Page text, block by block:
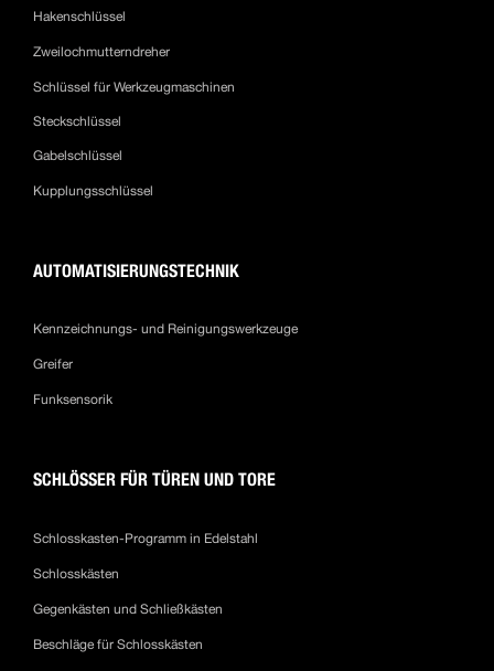
Hakenschlüssel
Zweilochmutterndreher
Schlüssel für Werkzeugmaschinen
Steckschlüssel
Gabelschlüssel
Kupplungsschlüssel
AUTOMATISIERUNGSTECHNIK
Kennzeichnungs- und Reinigungswerkzeuge
Greifer
Funksensorik
SCHLÖSSER FÜR TÜREN UND TORE
Schlosskasten-Programm in Edelstahl
Schlosskästen
Gegenkästen und Schließkästen
Beschläge für Schlosskästen